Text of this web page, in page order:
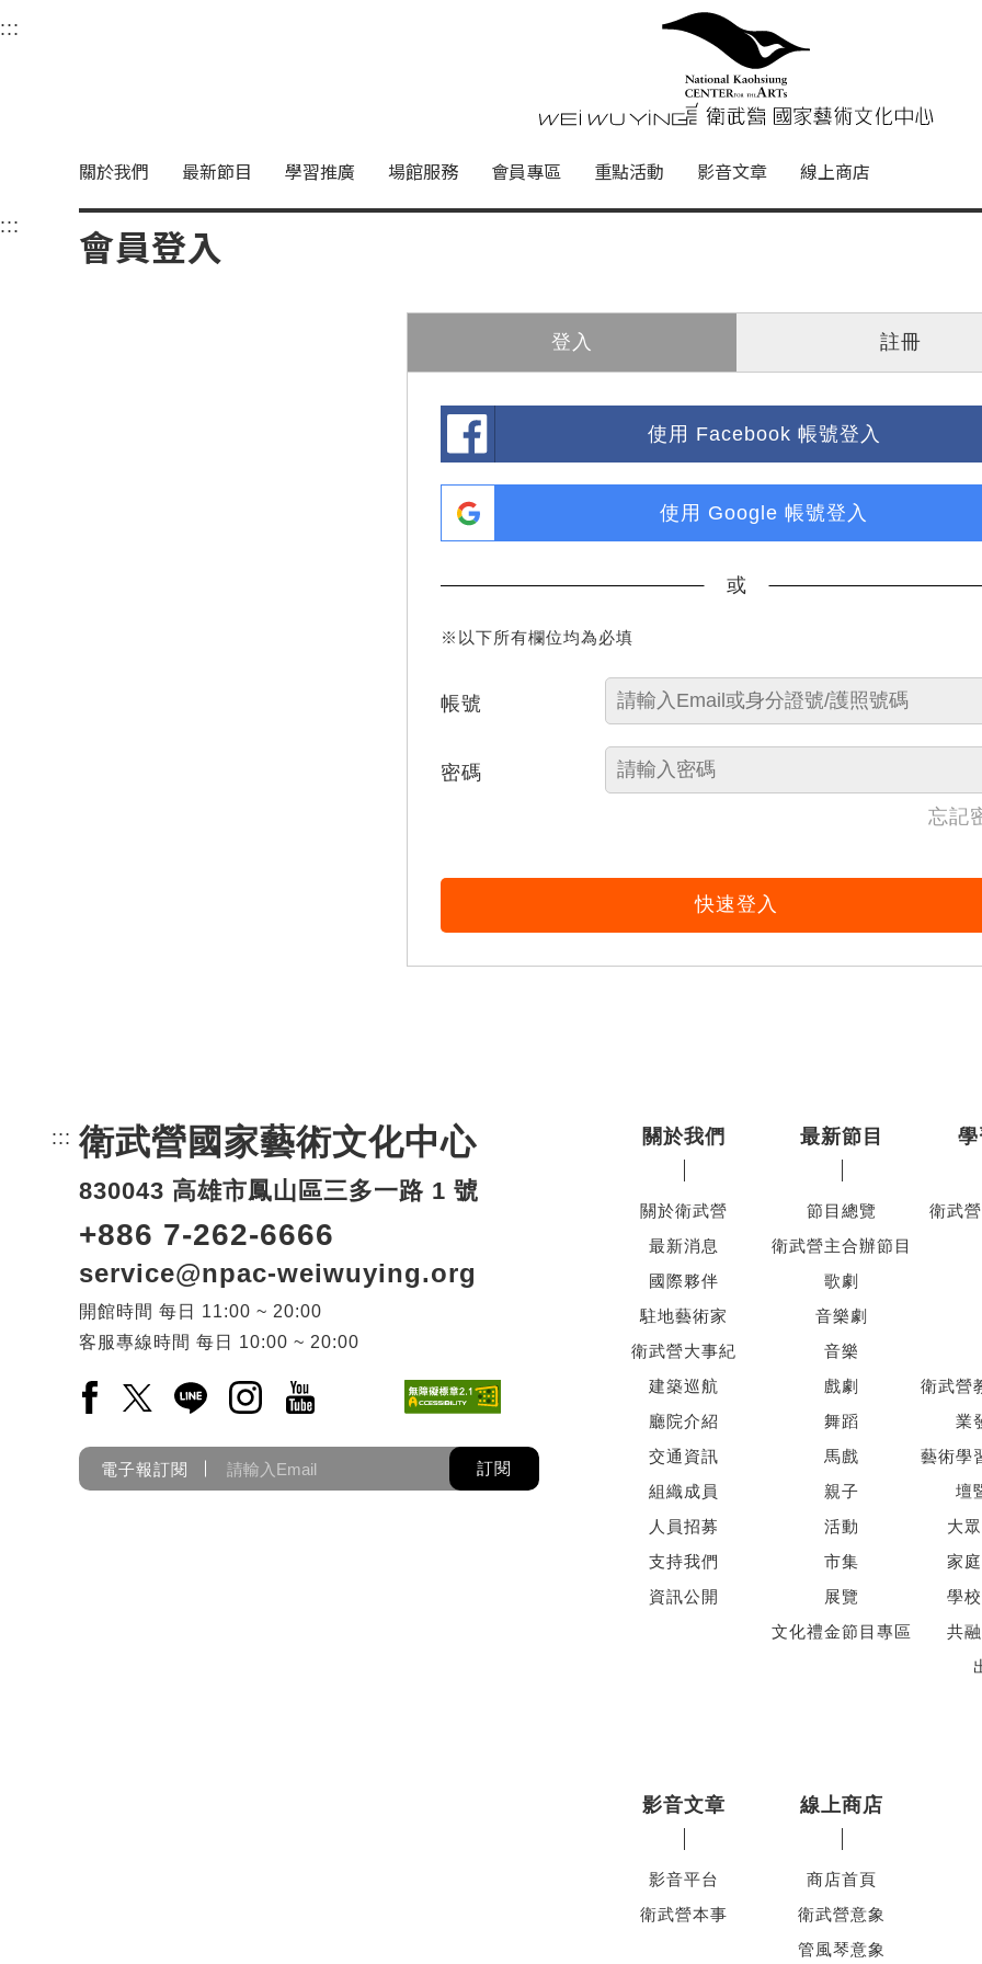
衛武營國家藝術文化中心
中央內容區塊，為本頁主要內容區。
::: 衛武營國家藝術文
關於我們 最新節目 學習推廣 場館服務 會員專區 重點活動 影音文章 線上商店
::: 中央內容區塊，為本頁主要內容區。
會員登入
登入 註冊
使用 Facebook 帳號登入
使用 Google 帳號登入
或
※以下所有欄位均為必填
帳號
密碼
忘記
快速登入
::: 頁尾網站資訊。
衛武營國家藝術文化中心
830043 高雄市鳳山區三多一路 1 號
+886 7-262-6666
service@npac-weiwuying.org
開館時間 每日
11:00 ~ 20:00
客服專線時間 每日 10:00 ~ 20:00
Facebook(另開新視窗)
X(另開新視窗)
LINE(另開新視窗)
Instagram(另開新視窗)
YouTube(另開新視窗)
電子報訂閱 訂閱
關於我們
關於衛武營
最新消息
國際夥伴
駐地藝術家
衛武營大事紀
建築巡航
廳院介紹
交通資訊
組織成員
人員招募
支持我們
資訊公開
最新節目
節目總覽
衛武營主合辦節目
歌劇
音樂劇
音樂
戲劇
舞蹈
馬戲
親子
活動
市集
展覽
文化禮金節目專區
衛武
衛武營
業
藝術學
壇
大
家
學
共
影音文章
影音平台
衛武營本事
線上商店
商店首頁
衛武營意象
管風琴意象